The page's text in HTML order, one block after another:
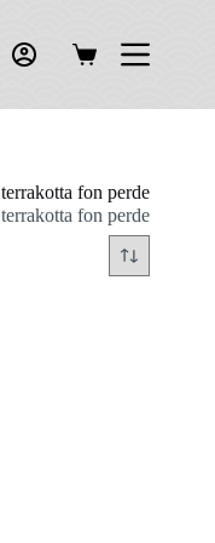
Shopping
terrakotta fon perde
terrakotta fon perde